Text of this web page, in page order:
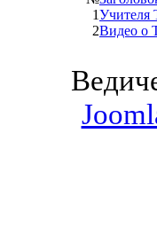
1Учителя
2Видео о